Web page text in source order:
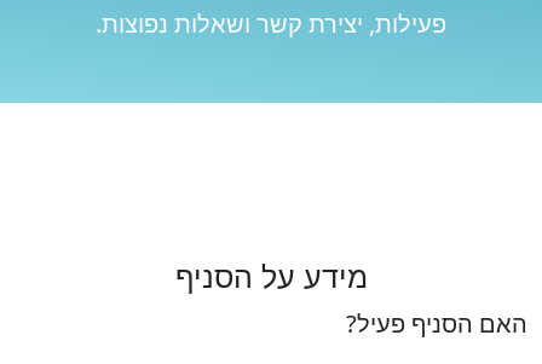
פעילות, יצירת קשר ושאלות נפוצות.
מידע על הסניף
האם הסניף פעיל?